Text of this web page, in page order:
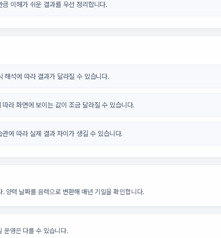
이해가 쉬운 결과를 우선 정리합니다.
해석에 따라 결과가 달라질 수 있습니다.
라 화면에 보이는 값이 조금 달라질 수 있습니다.
에 따라 실제 결과 차이가 생길 수 있습니다.
양력 날짜를 음력으로 변환해 매년 기일을 확인합니다.
운영은 다를 수 있습니다.